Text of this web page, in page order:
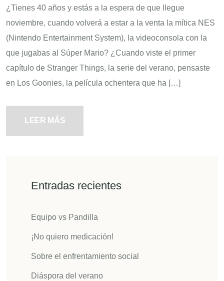
¿Tienes 40 años y estás a la espera de que llegue
noviembre, cuando volverá a estar a la venta la mítica NES
(Nintendo Entertainment System), la videoconsola con la
que jugabas al Súper Mario? ¿Cuando viste el primer
capítulo de Stranger Things, la serie del verano, pensaste
en Los Goonies, la película ochentera que ha […]
LEER MÁS
Entradas recientes
Equipo vs Pandilla
¡No quiero medicación!
Sobre el enfrentamiento social
Diáspora del verano